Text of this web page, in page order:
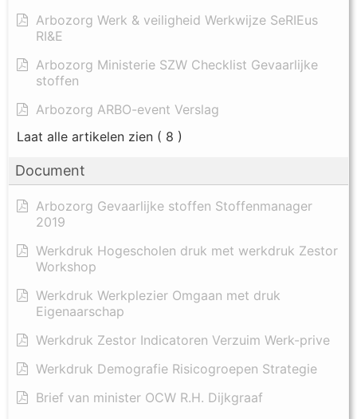
Arbozorg Werk & veiligheid Werkwijze SeRIEus
RI&E
Arbozorg Ministerie SZW Checklist Gevaarlijke
stoffen
Arbozorg ARBO-event Verslag
Laat alle artikelen zien ( 8 )
Document
Arbozorg Gevaarlijke stoffen Stoffenmanager
2019
Werkdruk Hogescholen druk met werkdruk Zestor
Workshop
Werkdruk Werkplezier Omgaan met druk
Eigenaarschap
Werkdruk Zestor Indicatoren Verzuim Werk-prive
Werkdruk Demografie Risicogroepen Strategie
Brief van minister OCW R.H. Dijkgraaf